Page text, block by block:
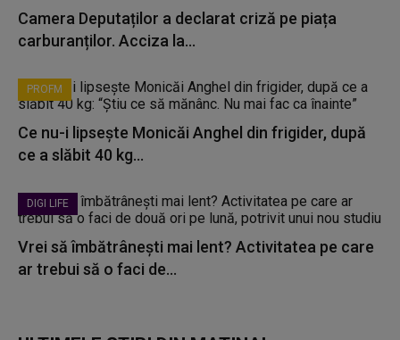
Camera Deputaților a declarat criză pe piața
carburanților. Acciza la...
PROFM
Ce nu-i lipsește Monicăi Anghel din frigider, după
ce a slăbit 40 kg...
DIGI LIFE
Vrei să îmbătrânești mai lent? Activitatea pe care
ar trebui să o faci de...